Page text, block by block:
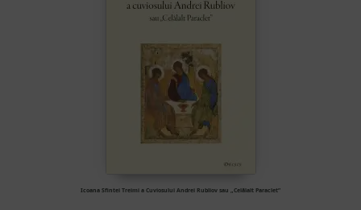
Icoana Sfintei Treimi a Cuviosului Andrei Rubliov sau „Celălalt Paraclet”